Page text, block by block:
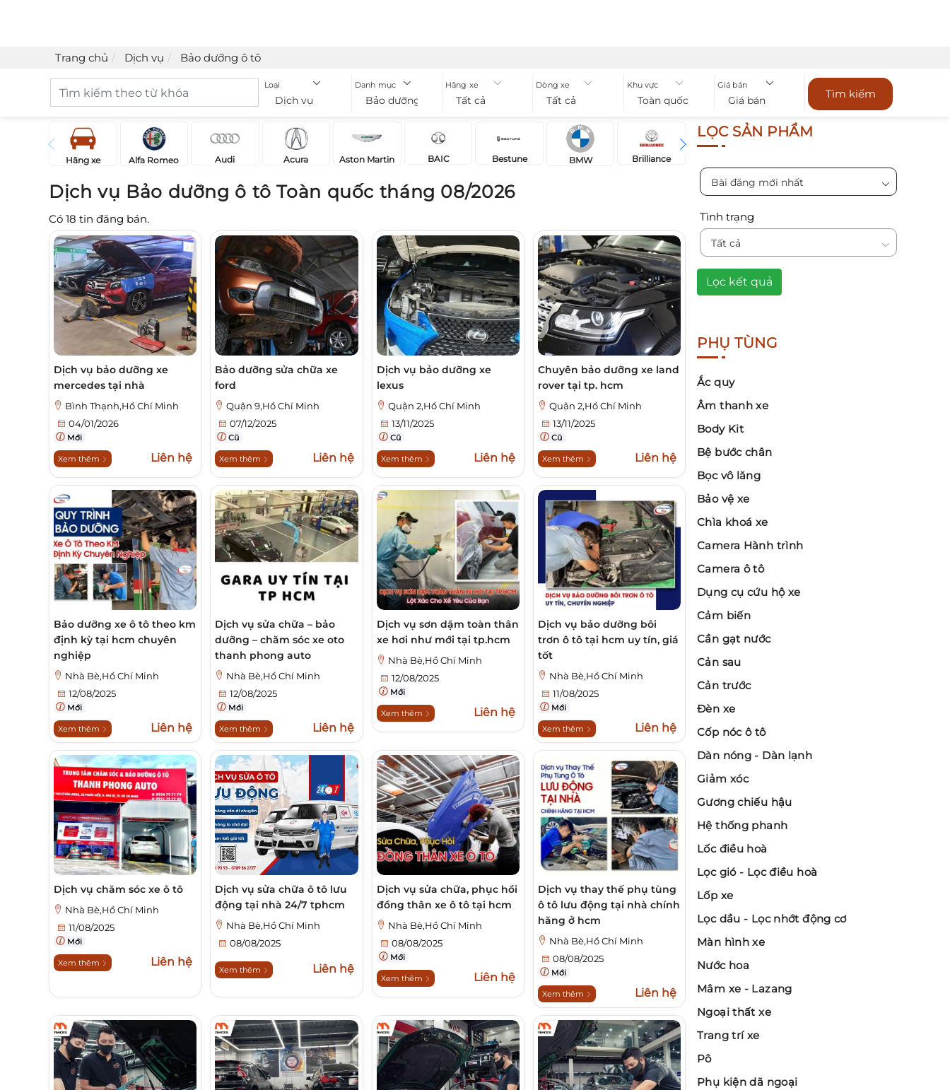
Trang chủ Dịch vụ Bảo dưỡng ô tô
Loại
Dịch vụ
Danh mục
Bảo dưỡng ô tô
Hãng xe
Tất cả
Dòng xe
Tất cả
Khu vực
Toàn quốc
Giá bán
Giá bán Tìm kiếm
Hãng xe Alfa Romeo Audi Acura Aston Martin BAIC Bestune BMW Brilliance
Dịch vụ Bảo dưỡng ô tô Toàn quốc tháng 08/2026
Có 18 tin đăng bán.
Dịch vụ bảo dưỡng xe
mercedes tại nhà
Bình Thạnh,Hồ Chí Minh
04/01/2026
Mới
Xem thêm Liên hệ
Bảo dưỡng sửa chữa xe
ford
Quận 9,Hồ Chí Minh
07/12/2025
Cũ
Xem thêm Liên hệ
Dịch vụ bảo dưỡng xe
lexus
Quận 2,Hồ Chí Minh
13/11/2025
Cũ
Xem thêm Liên hệ
Chuyên bảo dưỡng xe land
rover tại tp. hcm
Quận 2,Hồ Chí Minh
13/11/2025
Cũ
Xem thêm Liên hệ
Bảo dưỡng xe ô tô theo km
định kỳ tại hcm chuyên
nghiệp
Nhà Bè,Hồ Chí Minh
12/08/2025
Mới
Xem thêm Liên hệ
Dịch vụ sửa chữa – bảo
dưỡng – chăm sóc xe oto
thanh phong auto
Nhà Bè,Hồ Chí Minh
12/08/2025
Mới
Xem thêm Liên hệ
Dịch vụ sơn dặm toàn thân
xe hơi như mới tại tp.hcm
Nhà Bè,Hồ Chí Minh
12/08/2025
Mới
Xem thêm Liên hệ
Dịch vụ bảo dưỡng bôi
trơn ô tô tại hcm uy tín, giá
tốt
Nhà Bè,Hồ Chí Minh
11/08/2025
Mới
Xem thêm Liên hệ
Dịch vụ chăm sóc xe ô tô
Nhà Bè,Hồ Chí Minh
11/08/2025
Mới
Xem thêm Liên hệ
Dịch vụ sửa chữa ô tô lưu
động tại nhà 24/7 tphcm
Nhà Bè,Hồ Chí Minh
08/08/2025
Xem thêm Liên hệ
Dịch vụ sửa chữa, phục hồi
đồng thân xe ô tô tại hcm
Nhà Bè,Hồ Chí Minh
08/08/2025
Mới
Xem thêm Liên hệ
Dịch vụ thay thế phụ tùng
ô tô lưu động tại nhà chính
hãng ở hcm
Nhà Bè,Hồ Chí Minh
08/08/2025
Mới
Xem thêm Liên hệ
LỌC SẢN PHẨM
Bài đăng mới nhất
Tình trạng
Tất cả
Lọc kết quả
PHỤ TÙNG
Ắc quy
Âm thanh xe
Body Kit
Bệ bước chân
Bọc vô lăng
Bảo vệ xe
Chìa khoá xe
Camera Hành trình
Camera ô tô
Dụng cụ cứu hộ xe
Cảm biến
Cần gạt nước
Cản sau
Cản trước
Đèn xe
Cốp nóc ô tô
Dàn nóng - Dàn lạnh
Giảm xóc
Gương chiếu hậu
Hệ thống phanh
Lốc điều hoà
Lọc gió - Lọc điều hoà
Lốp xe
Lọc dầu - Lọc nhớt động cơ
Màn hình xe
Nước hoa
Mâm xe - Lazang
Ngoại thất xe
Trang trí xe
Pô
Phụ kiện dã ngoại